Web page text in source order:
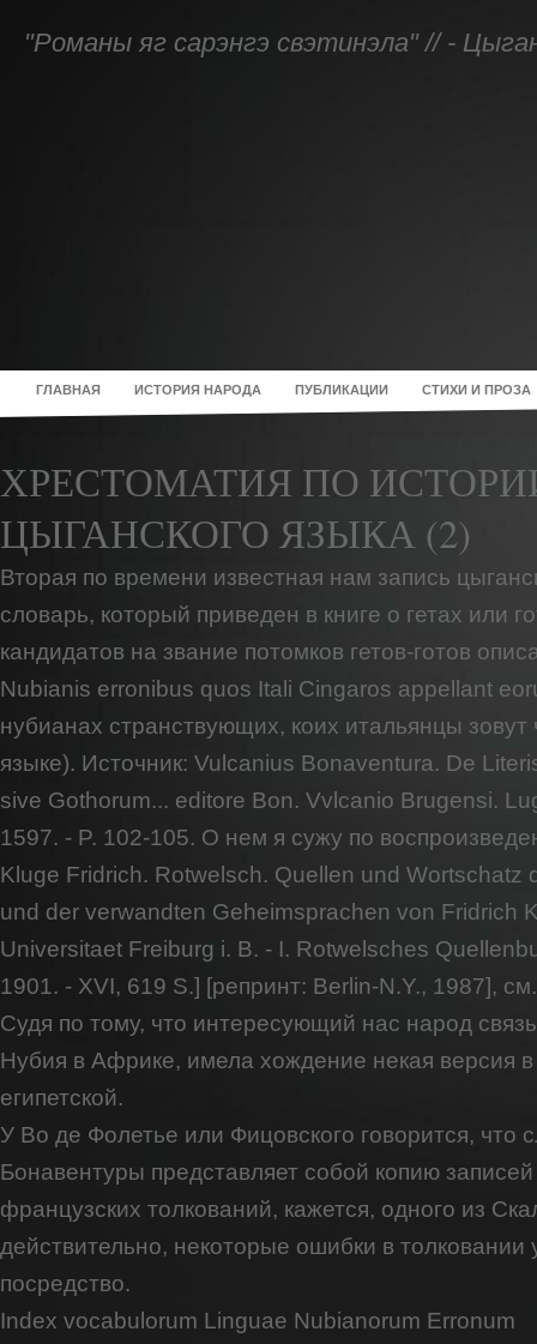
"Романы яг сарэнгэ свэтинэла" // -
ГЛАВНАЯ ИСТОРИЯ НАРОДА ПУБЛИКАЦИИ СТИХИ И ПРОЗА
ХРЕСТОМАТИЯ ПО
ЦЫГАНСКОГО ЯЗЫКА (2)
Вторая по времени известная нам запись
словарь, который приведен в книге о гетах или
кандидатов на звание потомков гетов-готов
Nubianis erronibus quos Itali Cingaros appellant
нубианах странствующих, коих итальянцы зовут
языке). Источник: Vulcanius Bonaventura. De
sive Gothorum... editore Bon. Vvlcanio Brugensi.
1597. - P. 102-105. О нем я сужу по
Kluge Fridrich. Rotwelsch. Quellen und Wortschatz
und der verwandten Geheimsprachen von Fridrich
Universitaet Freiburg i. B. - I. Rotwelsches
1901. - XVI, 619 S.] [репринт: Berlin-N.Y., 1987],
Судя по тому, что интересующий нас народ
Нубия в Африке, имела хождение некая версия
египетской.
У Во де Фолетье или Фицовского говорится, что
Бонавентуры представляет собой копию
французских толкований, кажется, одного из
действительно, некоторые ошибки в толковании
посредство.
Index vocabulorum Linguae Nubianorum Erronum